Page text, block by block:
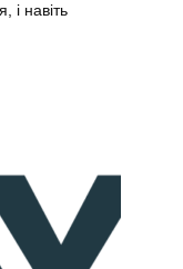
і навіть